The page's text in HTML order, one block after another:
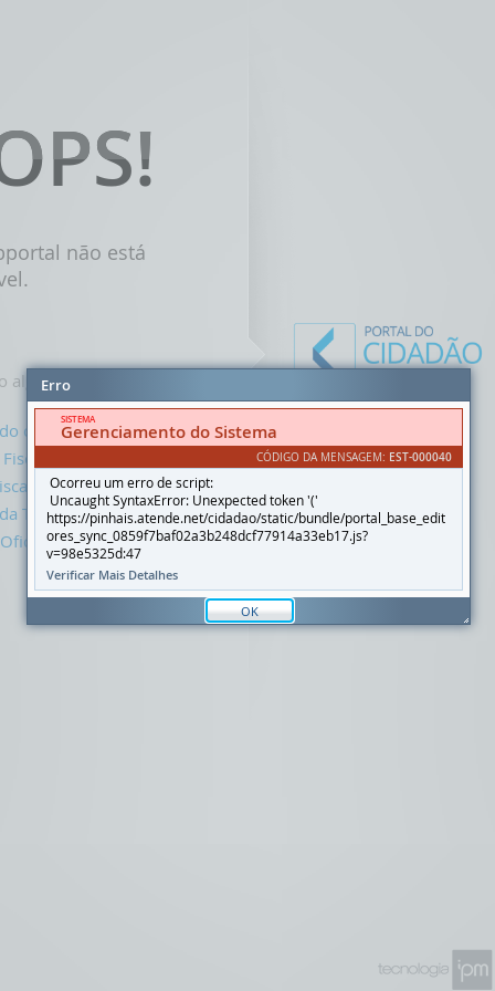
não está
alguns links que podem
cidadão
Eletrônica
Transparência
Erro
SISTEMA
Gerenciamento do Sistema
CÓDIGO DA MENSAGEM: EST-000040
Ocorreu um erro de script:
Uncaught SyntaxError: Unexpected token '('
https://pinhais.atende.net/cidadao/static/bundle/portal_base_edit
ores_sync_0859f7baf02a3b248dcf77914a33eb17.js?
v=98e5325d:47
Verificar Mais Detalhes
OK